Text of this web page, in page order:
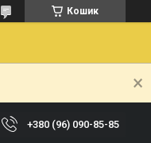
Кошик
+380 (96) 090-85-85